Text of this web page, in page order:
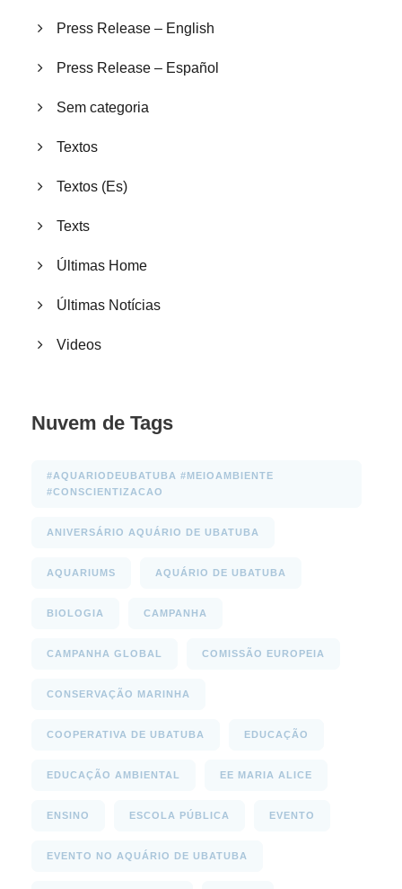
Press Release – English
Press Release – Español
Sem categoria
Textos
Textos (Es)
Texts
Últimas Home
Últimas Notícias
Videos
Nuvem de Tags
#AQUARIODEUBATUBA #MEIOAMBIENTE
#CONSCIENTIZACAO
ANIVERSÁRIO AQUÁRIO DE UBATUBA
AQUARIUMS AQUÁRIO DE UBATUBA
BIOLOGIA CAMPANHA
CAMPANHA GLOBAL COMISSÃO EUROPEIA
CONSERVAÇÃO MARINHA
COOPERATIVA DE UBATUBA EDUCAÇÃO
EDUCAÇÃO AMBIENTAL EE MARIA ALICE
ENSINO ESCOLA PÚBLICA EVENTO
EVENTO NO AQUÁRIO DE UBATUBA